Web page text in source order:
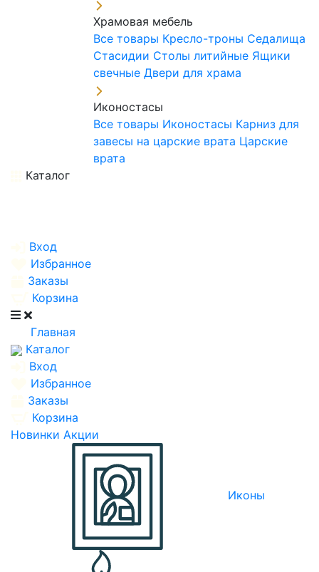
Храмовая мебель
Все товары Кресло-троны Седалища
Стасидии Столы литийные Ящики
свечные Двери для храма
Иконостасы
Все товары Иконостасы Карниз для
завесы на царские врата Царские
врата
Каталог
Вход
Избранное
Заказы
Корзина
Главная
Каталог
Вход
Избранное
Заказы
Корзина
Новинки Акции
Иконы